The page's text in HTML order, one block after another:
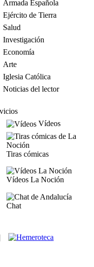
Armada Española
Ejército de Tierra
Salud
Investigación
Economía
Arte
Iglesia Católica
Noticias del lector
Vídeos
Tiras cómicas
Vídeos La Noción
Chat